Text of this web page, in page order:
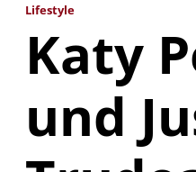
Lifestyle
Katy
und